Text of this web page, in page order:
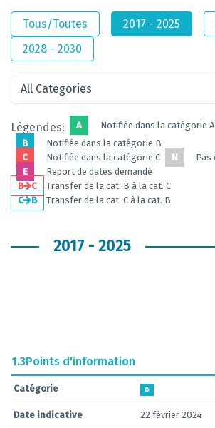
Tous/Toutes 2017 - 2025
2028 - 2030
All Categories
Légendes: A
Notifiée dans la catégorie A
B
Notifiée dans la catégorie B
C
Notifiée dans la catégorie C N
Pas
E
Report de dates demandé
B
C
Transfer de la cat. B à la cat. C
C
B Transfer de la cat. C à la cat. B
2017 - 2025
1.3Points d'information
Catégorie B
Date indicative 22 février 2024